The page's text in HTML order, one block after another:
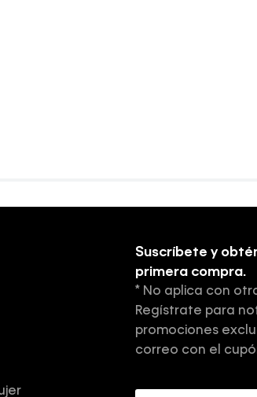
Suscríbete y
primera compra.
* No aplica con
Regístrate para
promociones
correo con el